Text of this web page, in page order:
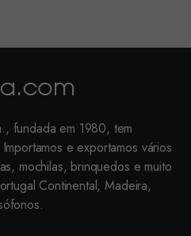
fundada em 1980, tem
e exportamos vários
mochilas, brinquedos e muito
Continental, Madeira,